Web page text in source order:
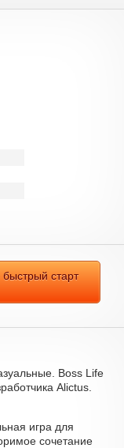
старт
Boss Life
Alictus.
игра для
сочетание